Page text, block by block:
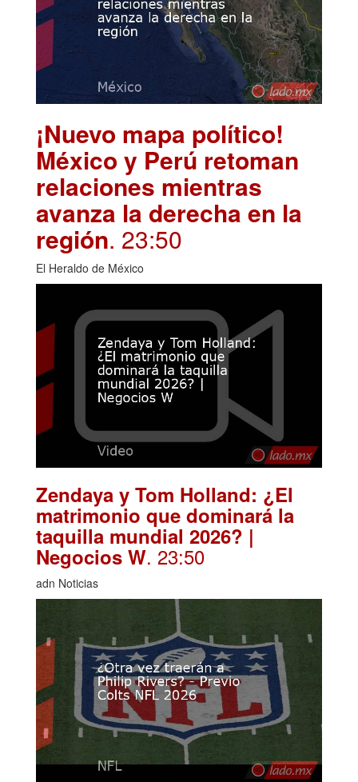
¡Nuevo mapa político!
México y Perú retoman
relaciones mientras
avanza la derecha en la
región. 23:50
El Heraldo de México
Zendaya y Tom Holland: ¿El
matrimonio que dominará la
taquilla mundial 2026? |
Negocios W. 23:50
adn Noticias